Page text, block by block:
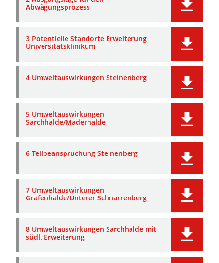
Abwägungsprozess
3 Potentielle Standorte Erweiterung
Universitätsklinikum
4 Umweltauswirkungen Steinenberg
5 Umweltauswirkungen
Sarchhalde/Maderhalde
6 Teilbeanspruchung Steinenberg
7 Umweltauswirkungen
Grafenhalde/Unterer Schnarrenberg
8 Umweltauswirkungen Sarchhalde mit
südl. Erweiterung